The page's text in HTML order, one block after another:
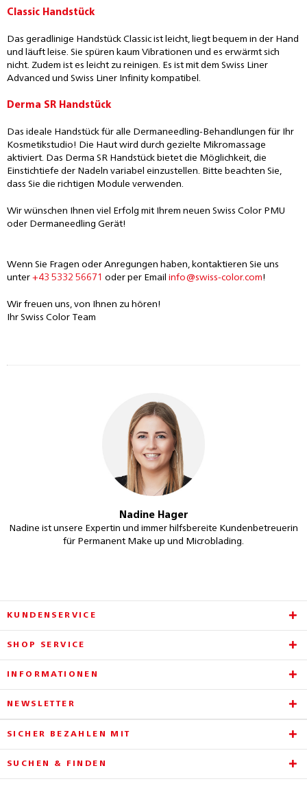
Classic Handstück
Das geradlinige Handstück Classic ist leicht, liegt bequem in der Hand
und läuft leise. Sie spüren kaum Vibrationen und es erwärmt sich
nicht. Zudem ist es leicht zu reinigen. Es ist mit dem Swiss Liner
Advanced und Swiss Liner Infinity kompatibel.
Derma SR Handstück
Das ideale Handstück für alle Dermaneedling-Behandlungen für Ihr
Kosmetikstudio! Die Haut wird durch gezielte Mikromassage
aktiviert. Das Derma SR Handstück bietet die Möglichkeit, die
Einstichtiefe der Nadeln variabel einzustellen. Bitte beachten Sie,
dass Sie die richtigen Module verwenden.
Wir wünschen Ihnen viel Erfolg mit Ihrem neuen Swiss Color PMU
oder Dermaneedling Gerät!
Wenn Sie Fragen oder Anregungen haben, kontaktieren Sie uns
unter +43 5332 56671 oder per Email info@swiss-color.com!
Wir freuen uns, von Ihnen zu hören!
Ihr Swiss Color Team
Nadine Hager
Nadine ist unsere Expertin und immer hilfsbereite Kundenbetreuerin
für Permanent Make up und Microblading.
KUNDENSERVICE
SHOP SERVICE
INFORMATIONEN
NEWSLETTER
SICHER BEZAHLEN MIT
SUCHEN & FINDEN